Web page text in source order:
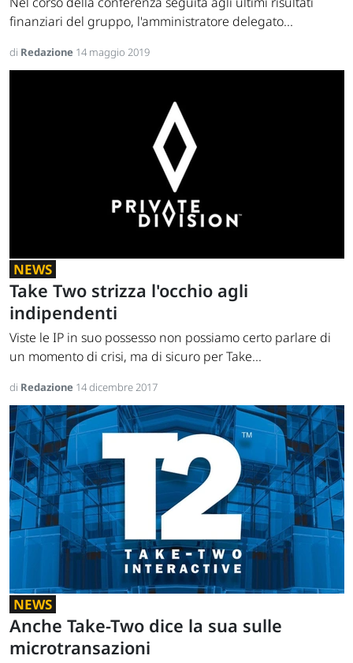
finanziari del gruppo, l'amministratore delegato...
di Redazione 14 maggio 2019
NEWS
Take Two strizza l'occhio agli
indipendenti
Viste le IP in suo possesso non possiamo certo parlare di
un momento di crisi, ma di sicuro per Take...
di Redazione 14 dicembre 2017
NEWS
Anche Take-Two dice la sua sulle
microtransazioni